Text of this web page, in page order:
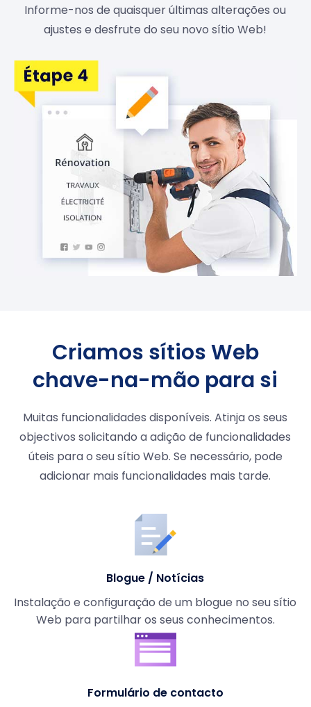
Informe-nos de quaisquer últimas alterações ou
ajustes e desfrute do seu novo sítio Web!
Criamos sítios Web
chave-na-mão para si
Muitas funcionalidades disponíveis. Atinja os seus
objectivos solicitando a adição de funcionalidades
úteis para o seu sítio Web. Se necessário, pode
adicionar mais funcionalidades mais tarde.
Blogue / Notícias
Instalação e configuração de um blogue no seu sítio
Web para partilhar os seus conhecimentos.
Formulário de contacto